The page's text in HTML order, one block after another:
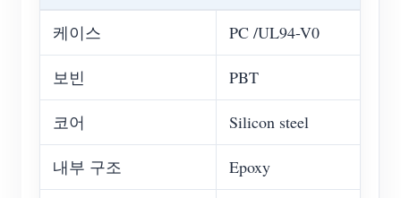
케이스 PC /UL94-V0
보빈 PBT
코어 Silicon steel
내부 구조 Epoxy